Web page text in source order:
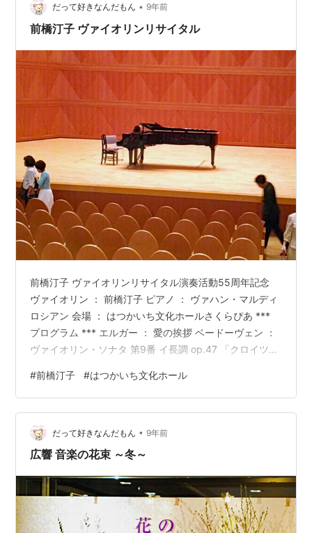
合い友情を結び、「泳げない事」が共通点だった2人が知
人にコーチを頼んで水泳を習い始めたときのこと。 2人
だって好きなんだもん • 9年前
前橋汀子 ヴァイオリンリサイタル
前橋汀子 ヴァイオリンリサイタル演奏活動55周年記念
ヴァイオリン ： 前橋汀子 ピアノ ： ヴァハン・マルディ
ロシアン 会場 ： はつかいち文化ホールさくらぴあ ***
プログラム *** エルガー ： 愛の挨拶 ベードーヴェン ：
ヴァイオリン・ソナタ 第9番 イ長調 op.47 「クロイツェ
variazioni III. Presto ----------休憩---------- ヴィエニャ
フスキ ： モスクワの思い出 op.6 ドヴォルザーク ： わ
が母の教え給いし歌 （スライスラー編） ド…
#前橋汀子 #はつかいち文化ホール
だって好きなんだもん • 9年前
広響 音楽の花束 ～冬～